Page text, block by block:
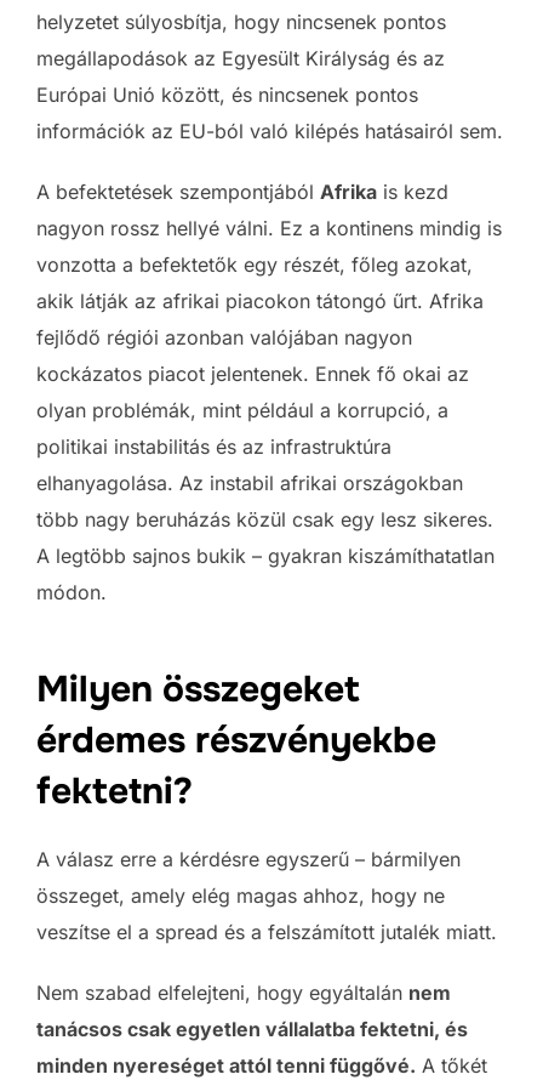
helyzetet súlyosbítja, hogy nincsenek pontos
megállapodások az Egyesült Királyság és az
Európai Unió között, és nincsenek pontos
információk az EU-ból való kilépés hatásairól sem.
A befektetések szempontjából Afrika is kezd
nagyon rossz hellyé válni. Ez a kontinens mindig is
vonzotta a befektetők egy részét, főleg azokat,
akik látják az afrikai piacokon tátongó űrt. Afrika
fejlődő régiói azonban valójában nagyon
kockázatos piacot jelentenek. Ennek fő okai az
olyan problémák, mint például a korrupció, a
politikai instabilitás és az infrastruktúra
elhanyagolása. Az instabil afrikai országokban
több nagy beruházás közül csak egy lesz sikeres.
A legtöbb sajnos bukik – gyakran kiszámíthatatlan
módon.
Milyen összegeket
érdemes részvényekbe
fektetni?
A válasz erre a kérdésre egyszerű – bármilyen
összeget, amely elég magas ahhoz, hogy ne
veszítse el a spread és a felszámított jutalék miatt.
Nem szabad elfelejteni, hogy egyáltalán nem
tanácsos csak egyetlen vállalatba fektetni, és
minden nyereséget attól tenni függővé. A tőkét